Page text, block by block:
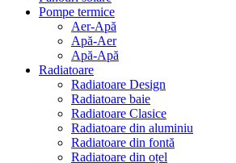
Pompe termice
Aer-Apă
Apă-Aer
Apă-Apă
Radiatoare
Radiatoare Design
Radiatoare baie
Radiatoare Clasice
Radiatoare din aluminiu
Radiatoare din fontă
Radiatoare din oțel